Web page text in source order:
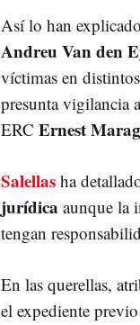
Así lo han
Andreu Van den
víctimas en
presunta vigilancia
ERC Ernest
Salellas ha
jurídica aunque la
tengan
En las querellas,
el expediente